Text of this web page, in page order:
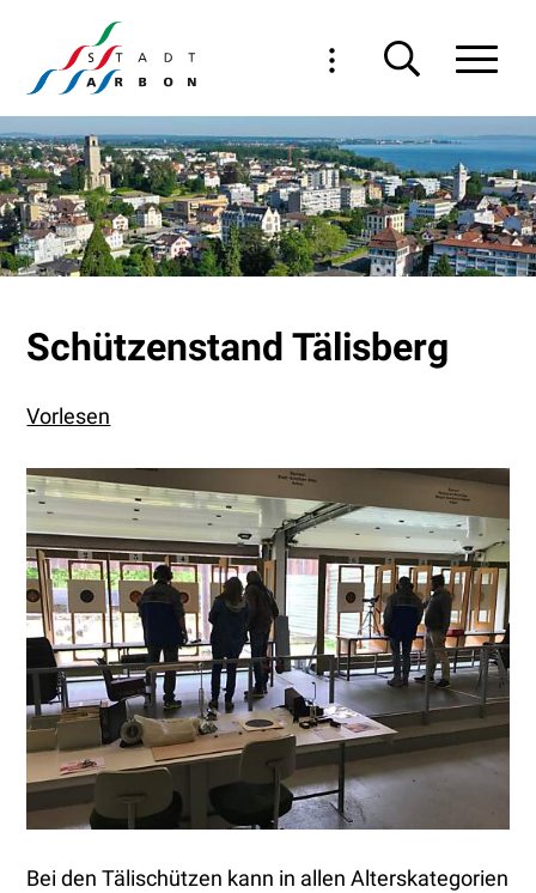
Navigieren in Arbon
Schnellnavigation
Schützenstand Tälisberg
Vorlesen
Bei den Tälischützen kann in allen Alterskategorien